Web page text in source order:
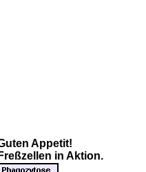
Appetit!
Freßzellen in Aktion.